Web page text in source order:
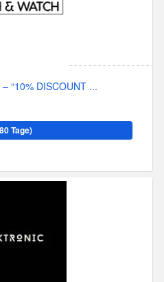
– “10% DISCOUNT ...
Tage)